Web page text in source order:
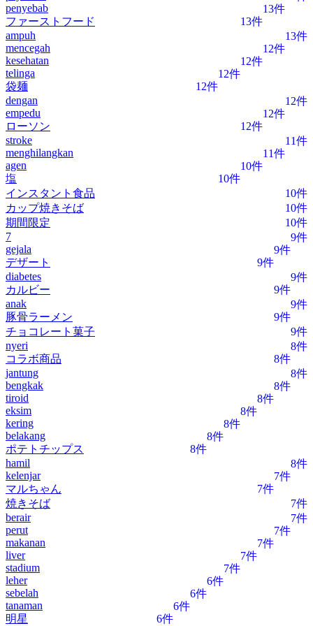
penyebab
13件
ファーストフード
13件
ampuh
13件
mencegah
12件
kesehatan
12件
telinga
12件
袋麺
12件
dengan
12件
empedu
12件
ローソン
12件
stroke
11件
menghilangkan
11件
agen
10件
塩
10件
インスタント食品
10件
カップ焼きそば
10件
期間限定
10件
7
9件
gejala
9件
デザート
9件
diabetes
9件
カルビー
9件
anak
9件
豚骨ラーメン
9件
チョコレート菓子
9件
nyeri
8件
コラボ商品
8件
jantung
8件
bengkak
8件
tiroid
8件
eksim
8件
kering
8件
belakang
8件
ポテトチップス
8件
hamil
8件
kelenjar
7件
マルちゃん
7件
焼きそば
7件
berair
7件
perut
7件
makanan
7件
liver
7件
stadium
7件
leher
6件
sebelah
6件
tanaman
6件
明星
6件